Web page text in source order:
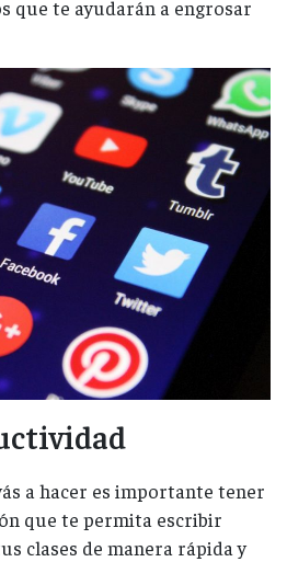
que te ayudarán a engrosar
a hacer es importante tener
que te permita escribir
clases de manera rápida y